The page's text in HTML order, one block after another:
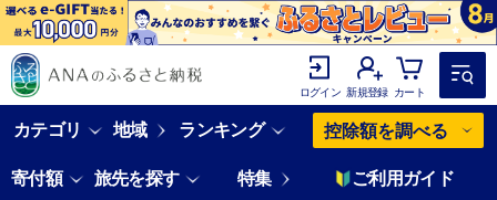
ログイン 新規登録 カート
カテゴリ 地域 ランキング 控除額を調べる
寄付額 旅先を探す 特集 ご利用ガイド